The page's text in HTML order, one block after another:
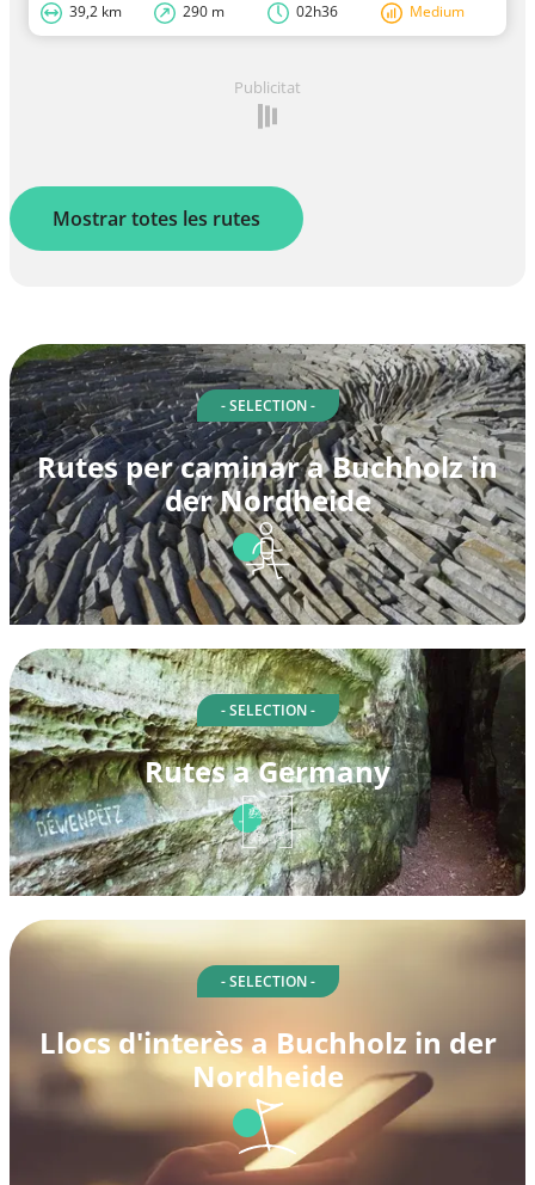
39,2 km 290 m 02h36 Medium
Publicitat
Mostrar totes les rutes
- SELECTION -
Rutes per caminar a Buchholz in
der Nordheide
- SELECTION -
Rutes a Germany
- SELECTION -
Llocs d'interès a Buchholz in der
Nordheide